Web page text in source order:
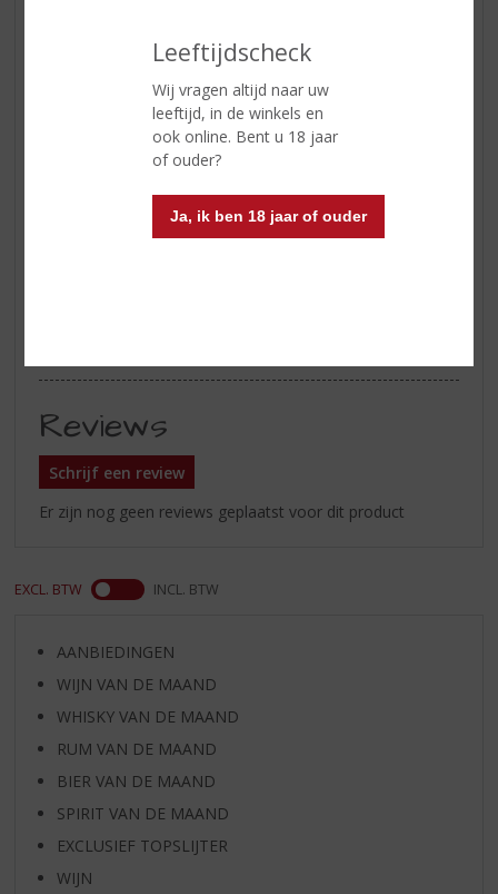
Leeftijdscheck
Wij vragen altijd naar uw
leeftijd, in de winkels en
ook online. Bent u 18 jaar
of ouder?
Ja, ik ben 18 jaar of ouder
aroma’s van sinaasappels, vanille
en iets van chocolade
Heerlijke tonen van
sinaasappellikeur, melkchocolade
en marmelade, daarna verrijken
smaakpaletnet dat beetje extra
Reviews
Schrijf een review
Er zijn nog geen reviews geplaatst voor dit product
EXCL. BTW INCL. BTW
AANBIEDINGEN
WIJN VAN DE MAAND
WHISKY VAN DE MAAND
RUM VAN DE MAAND
BIER VAN DE MAAND
SPIRIT VAN DE MAAND
EXCLUSIEF TOPSLIJTER
WIJN